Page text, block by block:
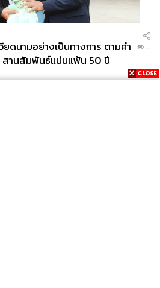
ยดนามอย่างเป็นทางการ ตามคำ
สานสัมพันธ์แน่นแฟ้น 50 ปี
...